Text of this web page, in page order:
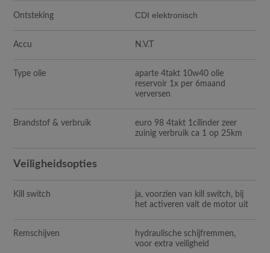
Ontsteking CDI elektronisch
Accu N.V.T
Type olie
aparte 4takt 10w40 olie
reservoir 1x per 6maand
verversen
Brandstof & verbruik
euro 98 4takt 1cilinder zeer
zuinig verbruik ca 1 op 25km
Veiligheidsopties
Kill switch
ja, voorzien van kill switch, bij
het activeren valt de motor uit
Remschijven
hydraulische schijfremmen,
voor extra veiligheid